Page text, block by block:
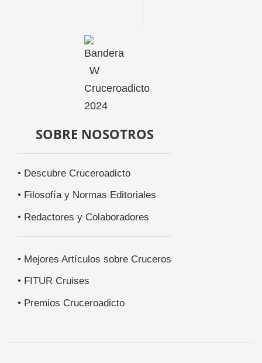
SOBRE NOSOTROS
• Descubre Cruceroadicto
• Filosofía y Normas Editoriales
• Redactores y Colaboradores
• Mejores Artículos sobre Cruceros
• FITUR Cruises
• Premios Cruceroadicto